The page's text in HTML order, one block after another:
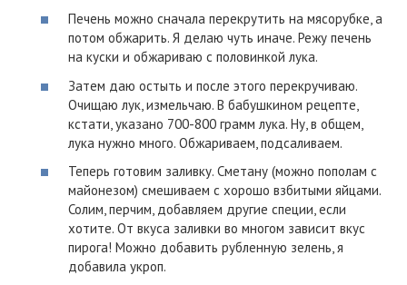
Печень можно сначала перекрутить на мясорубке, а
потом обжарить. Я делаю чуть иначе. Режу печень
на куски и обжариваю с половинкой лука.
Затем даю остыть и после этого перекручиваю.
Очищаю лук, измельчаю. В бабушкином рецепте,
кстати, указано 700-800 грамм лука. Ну, в общем,
лука нужно много. Обжариваем, подсаливаем.
Теперь готовим заливку. Сметану (можно пополам с
майонезом) смешиваем с хорошо взбитыми яйцами.
Солим, перчим, добавляем другие специи, если
хотите. От вкуса заливки во многом зависит вкус
пирога! Можно добавить рубленную зелень, я
добавила укроп.